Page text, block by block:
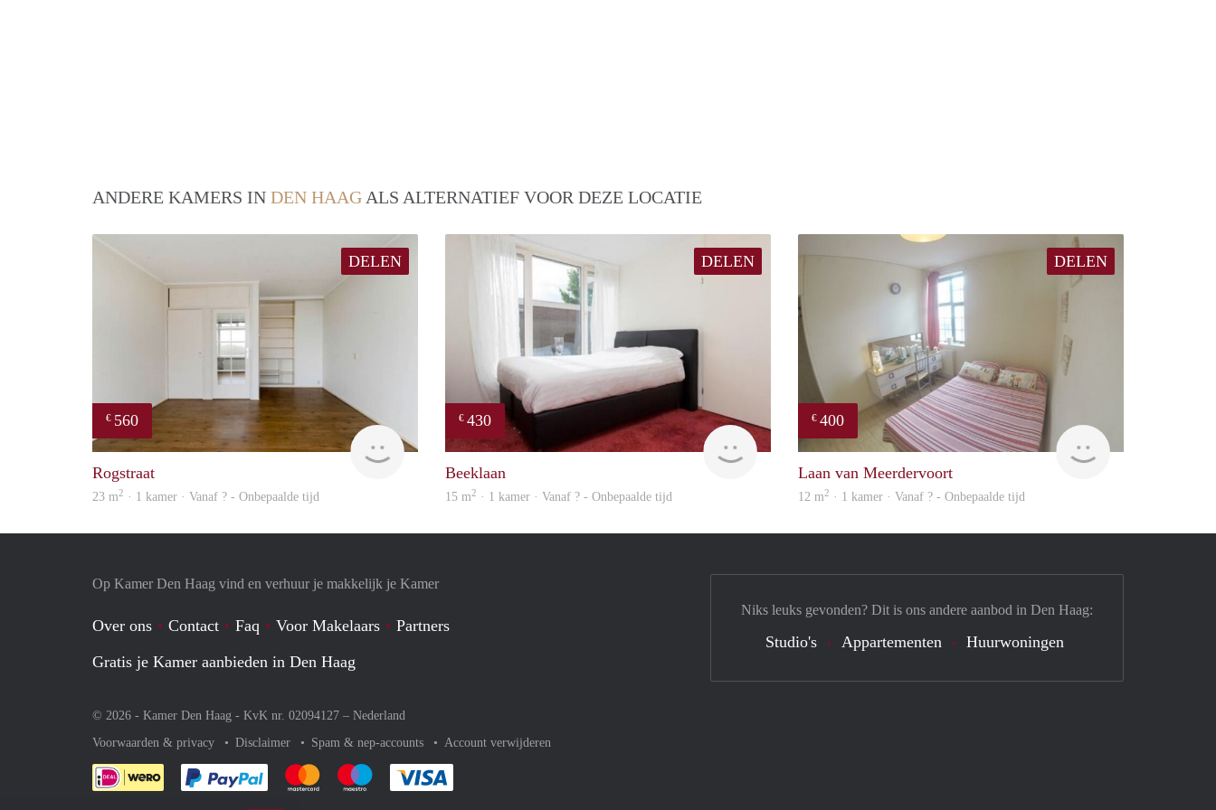
ANDERE KAMERS IN DEN HAAG ALS ALTERNATIEF VOOR DEZE LOCATIE
DELEN
€ 560
Rogstraat
23 m2 · 1 kamer · Vanaf ? - Onbepaalde tijd
DELEN
€ 430
Woning
Beeklaan
15 m2 · 1 kamer · Vanaf ? - Onbepaalde tijd
DELEN
€ 400
Laan van Meerdervoort
12 m2 · 1 kamer · Vanaf ? - Onbepaalde tijd
Op Kamer Den Haag vind en verhuur je makkelijk je Kamer
Over ons Contact Faq Voor Makelaars
Partners
Gratis je Kamer aanbieden in Den Haag
© 2026 - Kamer Den Haag - KvK nr. 02094127 – Nederland
Voorwaarden & privacy
Disclaimer Spam & nep-accounts Account verwijderen
Je rekent gemakkelijk af met Paypal
Je rekent gemakkelijk af met Mastercard
Je rekent gemakkelijk af met Meastro
Niks leuks gevonden? Dit is ons andere aanbod in Den Haag:
Studio's Appartementen Huurwoningen